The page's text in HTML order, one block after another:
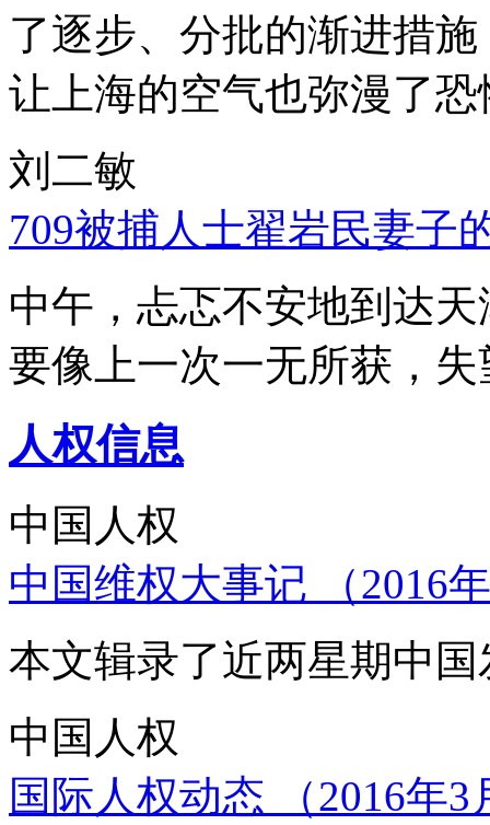
了逐步、分批的渐进措
让上海的空气也弥漫了
刘二敏
709被捕人士翟岩民妻子
中午，忐忑不安地到达
要像上一次一无所获，
人权信息
中国人权
中国维权大事记 （2016
本文辑录了近两星期中
中国人权
国际人权动态 （2016年